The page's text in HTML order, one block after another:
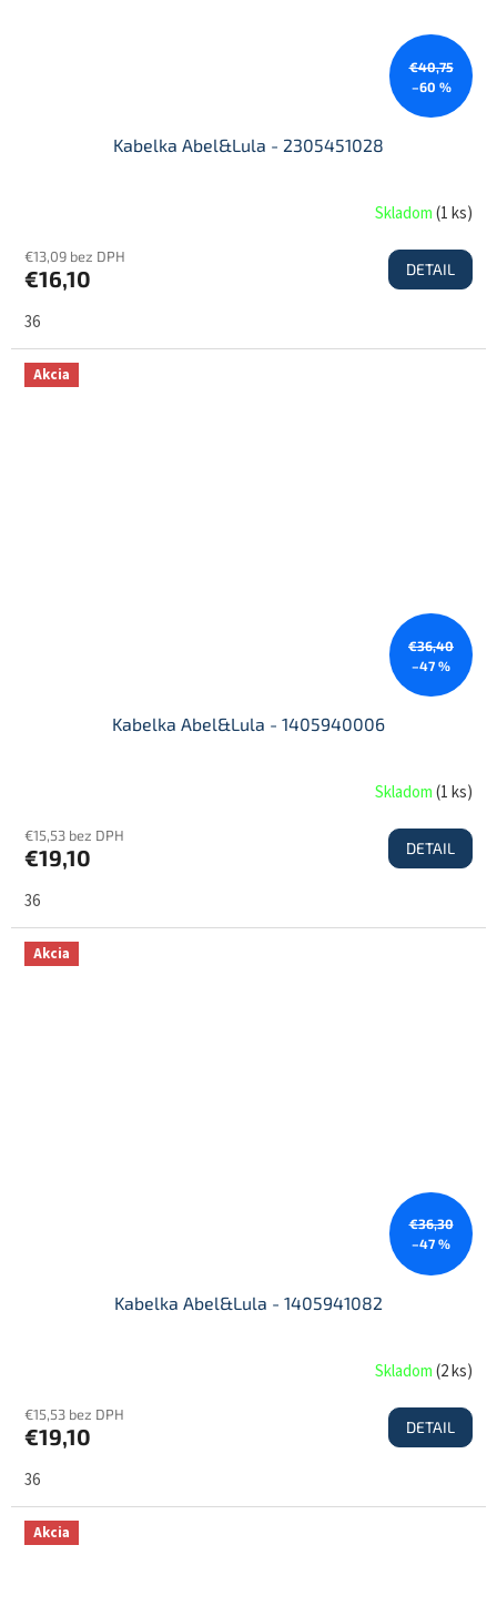
€40,75
–60 %
Kabelka Abel&Lula - 2305451028
Skladom(1 ks)
€13,09 bez DPH
€16,10 DETAIL
36
Akcia
€36,40
–47 %
Kabelka Abel&Lula - 1405940006
Skladom(1 ks)
€15,53 bez DPH
€19,10 DETAIL
36
Akcia
€36,30
–47 %
Kabelka Abel&Lula - 1405941082
Skladom(2 ks)
€15,53 bez DPH
€19,10 DETAIL
36
Akcia